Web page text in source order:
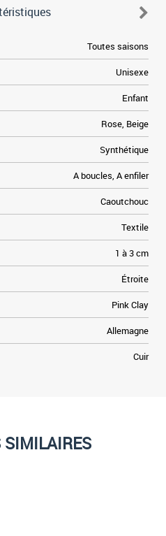
Toutes saisons
Unisexe
Enfant
Rose, Beige
Synthétique
A boucles, A enfiler
Caoutchouc
Textile
1 à 3 cm
Étroite
Pink Clay
Allemagne
Cuir
SIMILAIRES